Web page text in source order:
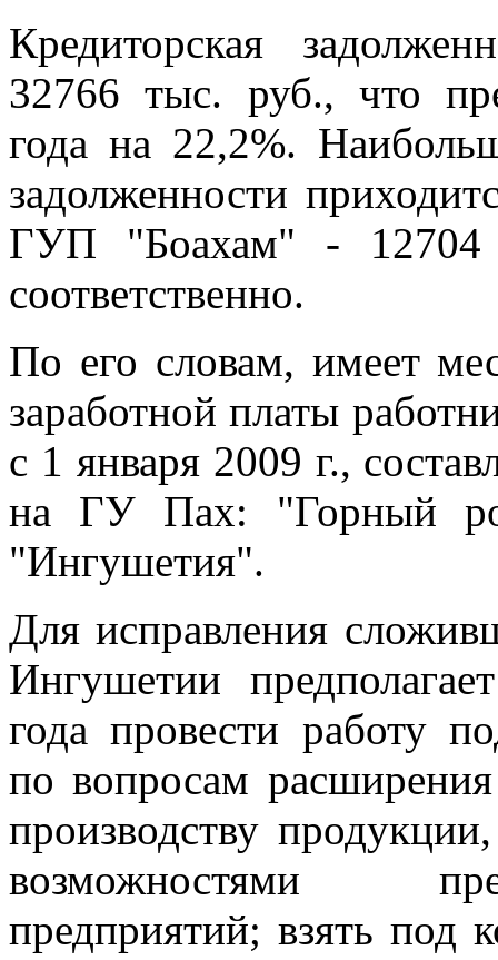
Кредиторская
32766 тыс. руб., что
года на 22,2%.
задолженности
ГУП "Боахам" -
соответственно.
По его словам, имеет
заработной платы
с 1 января 2009 г.,
на ГУ Пах: "Горный
"Ингушетия".
Для исправления
Ингушетии
года провести работу
по вопросам
производству
возможностями
предприятий; взять под